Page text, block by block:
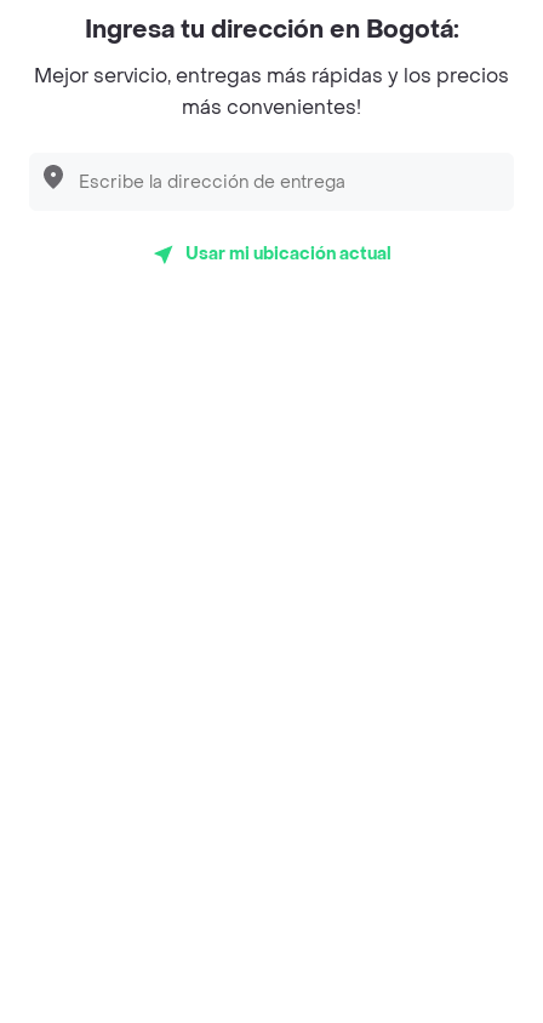
Myriam Camhi Co
Magnifique
Empanaditas de Pipian - Empanadas
Desayunadero de la 42
Sopitas y Frijoladas
Ingresa tu dirección en Bogotá:
Mejor servicio, entregas más rápidas y los precios
más convenientes!
Usar mi ubicación actual